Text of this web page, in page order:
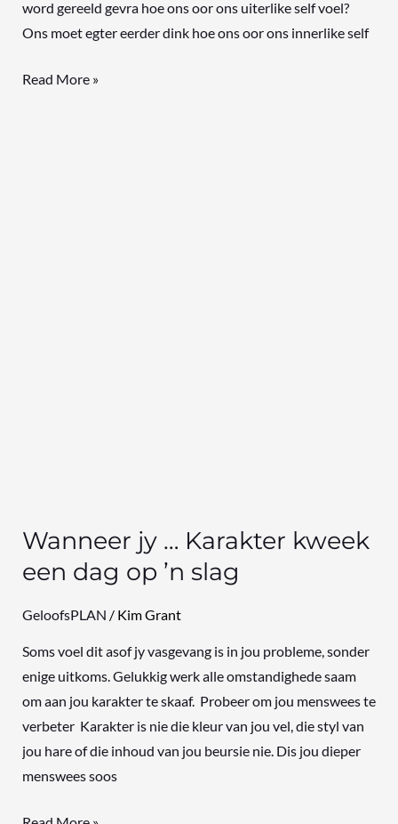
word gereeld gevra hoe ons oor ons uiterlike self voel?
Ons moet egter eerder dink hoe ons oor ons innerlike self
Read More »
Wanneer jy … Karakter kweek
een dag op ’n slag
GeloofsPLAN / Kim Grant
Soms voel dit asof jy vasgevang is in jou probleme, sonder
enige uitkoms. Gelukkig werk alle omstandighede saam
om aan jou karakter te skaaf. Probeer om jou menswees te
verbeter Karakter is nie die kleur van jou vel, die styl van
jou hare of die inhoud van jou beursie nie. Dis jou dieper
menswees soos